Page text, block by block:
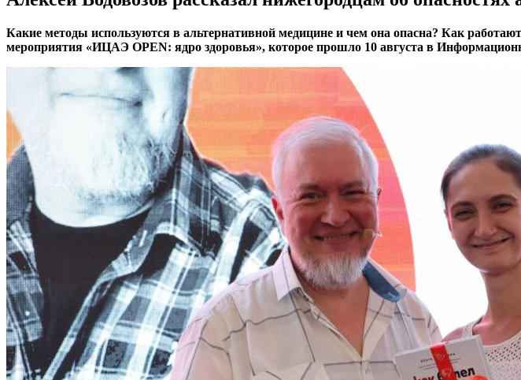
Какие методы используются в альтернативной медицине и чем она опасна? Как
мероприятия «ИЦАЭ OPEN: ядро здоровья», которое прошло 10 августа в